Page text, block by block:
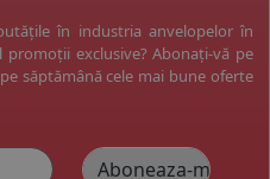
în industria anvelopelor în
exclusive? Abonați-vă pe
săptămână cele mai bune oferte